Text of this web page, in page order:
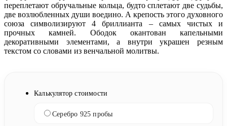
переплетают обручальные кольца, будто сплетают две судьбы,
две возлюбленных души воедино. А крепость этого духовного
союза символизируют 4 бриллианта – самых чистых и
прочных камней. Ободок окантован капельными
декоративными элементами, а внутри украшен резным
текстом со словами из венчальной молитвы.
Калькулятор стоимости
Серебро 925 пробы